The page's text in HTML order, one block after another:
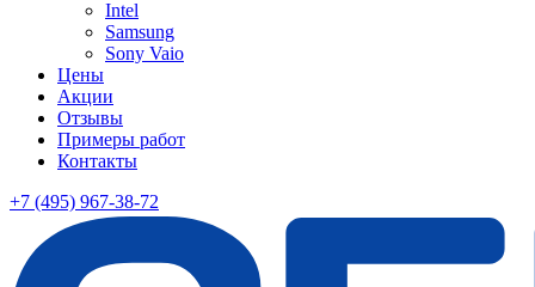
Intel
Samsung
Sony Vaio
Цены
Акции
Отзывы
Примеры работ
Контакты
+7 (495) 967-38-72